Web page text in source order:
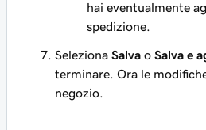
hai eventualmente
spedizione.
Seleziona Salva o Salva e
terminare. Ora le
negozio.